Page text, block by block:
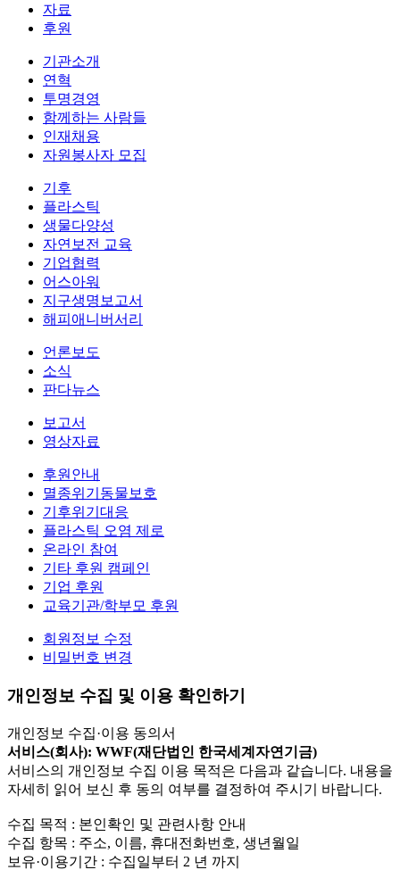
자료
후원
기관소개
연혁
투명경영
함께하는 사람들
인재채용
자원봉사자 모집
기후
플라스틱
생물다양성
자연보전 교육
기업협력
어스아워
지구생명보고서
해피애니버서리
언론보도
소식
판다뉴스
보고서
영상자료
후원안내
멸종위기동물보호
기후위기대응
플라스틱 오염 제로
온라인 참여
기타 후원 캠페인
기업 후원
교육기관/학부모 후원
회원정보 수정
비밀번호 변경
개인정보 수집 및 이용 확인하기
개인정보 수집·이용 동의서
서비스(회사): WWF(재단법인 한국세계자연기금)
서비스의 개인정보 수집 이용 목적은 다음과 같습니다. 내용을
자세히 읽어 보신 후 동의 여부를 결정하여 주시기 바랍니다.
수집 목적 : 본인확인 및 관련사항 안내
수집 항목 : 주소, 이름, 휴대전화번호, 생년월일
보유·이용기간 : 수집일부터 2 년 까지